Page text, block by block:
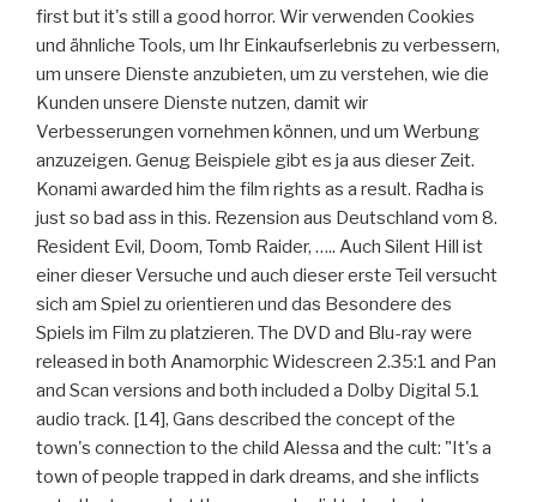
first but it's still a good horror. Wir verwenden Cookies
und ähnliche Tools, um Ihr Einkaufserlebnis zu verbessern,
um unsere Dienste anzubieten, um zu verstehen, wie die
Kunden unsere Dienste nutzen, damit wir
Verbesserungen vornehmen können, und um Werbung
anzuzeigen. Genug Beispiele gibt es ja aus dieser Zeit.
Konami awarded him the film rights as a result. Radha is
just so bad ass in this. Rezension aus Deutschland vom 8.
Resident Evil, Doom, Tomb Raider, ….. Auch Silent Hill ist
einer dieser Versuche und auch dieser erste Teil versucht
sich am Spiel zu orientieren und das Besondere des
Spiels im Film zu platzieren. The DVD and Blu-ray were
released in both Anamorphic Widescreen 2.35:1 and Pan
and Scan versions and both included a Dolby Digital 5.1
audio track. [14], Gans described the concept of the
town's connection to the child Alessa and the cult: "It's a
town of people trapped in dark dreams, and she inflicts